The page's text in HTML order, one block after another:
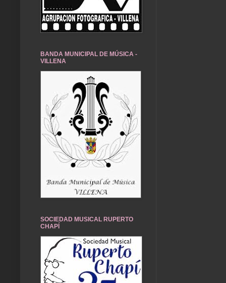
BANDA MUNICIPAL DE MÚSICA -
VILLENA
SOCIEDAD MUSICAL RUPERTO
CHAPÍ